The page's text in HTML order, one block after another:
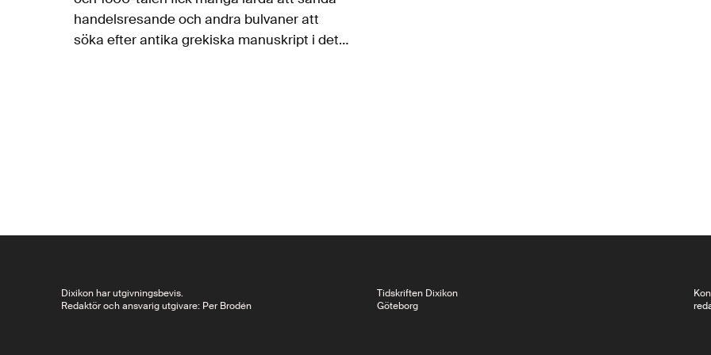
handelsresande och andra bulvaner att
söka efter antika grekiska manuskript i det
Dixikon har utgivningsbevis.
Redaktör och ansvarig utgivare: Per Brodén
Tidskriften Dixikon
Göteborg